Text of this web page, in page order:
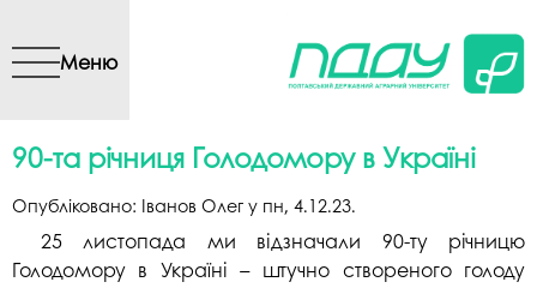
вмісту
Меню
90-та річниця Голодомору в Україні
Опубліковано: Іванов Олег у пн, 4.12.23.
25 листопада ми відзначали 90-ту річницю
Голодомору в Україні – штучно створеного голоду